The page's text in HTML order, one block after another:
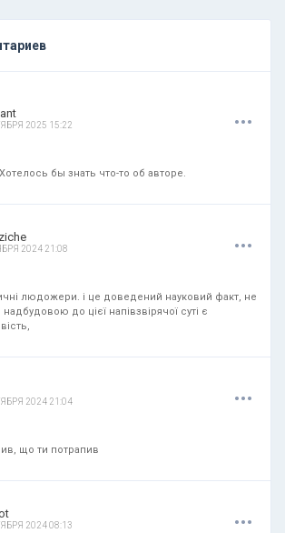
2025 15:22 ...
бы знать что-то об авторе.
2024 21:08 ...
людожери. і це доведений науковий факт, не
до цієї напівзвірячої суті є
2024 21:04 ...
що ти потрапив
2024 08:13 ...